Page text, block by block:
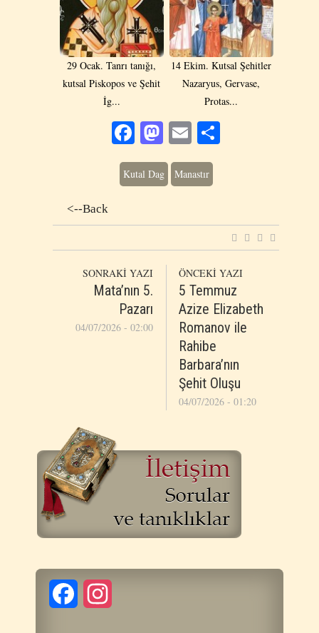
29 Ocak. Tanrı tanığı,
kutsal Piskopos ve Şehit
İg...
14 Ekim. Kutsal Şehitler
Nazaryus, Gervase,
Protas...
Facebook
Mastodon
Email
Kutal Dag Manastır
<--Back
SONRAKİ YAZI
Mata’nın 5.
Pazarı
04/07/2026 - 02:00
ÖNCEKİ YAZI
5 Temmuz
Azize Elizabeth
Romanov ile
Rahibe
Barbara’nın
Şehit Oluşu
04/07/2026 - 01:20
Facebook